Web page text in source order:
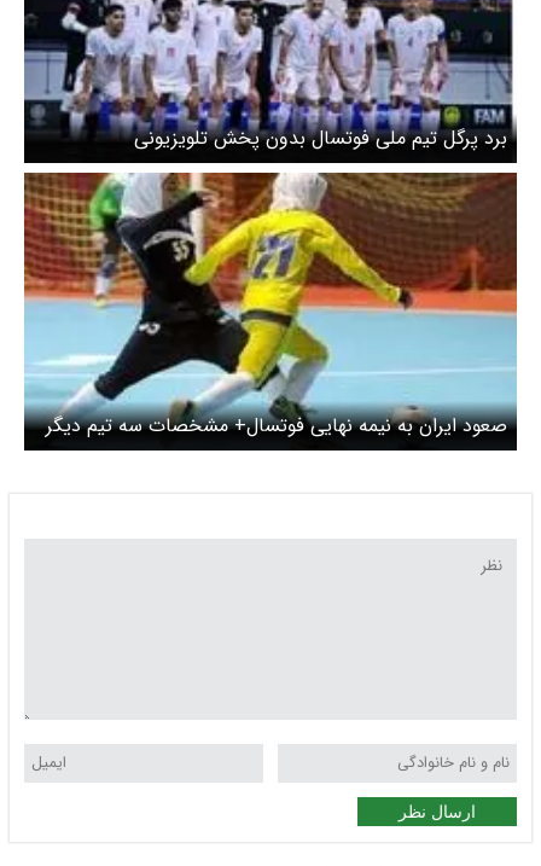
برد پرگل تیم ملی فوتسال بدون پخش تلویزیونی
صعود ایران به نیمه نهایی فوتسال+ مشخصات سه تیم دیگر
ارسال نظر